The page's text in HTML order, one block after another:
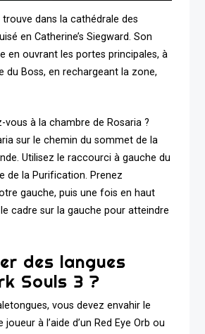
trouve dans la cathédrale des
en Catherine’s Siegward. Son
en ouvrant les portes principales, à
du Boss, en rechargeant la zone,
vous à la chambre de Rosaria ?
sur le chemin du sommet de la
Utilisez le raccourci à gauche du
de la Purification. Prenez
gauche, puis une fois en haut
cadre sur la gauche pour atteindre
des langues
Souls 3 ?
vous devez envahir le
joueur à l’aide d’un Red Eye Orb ou